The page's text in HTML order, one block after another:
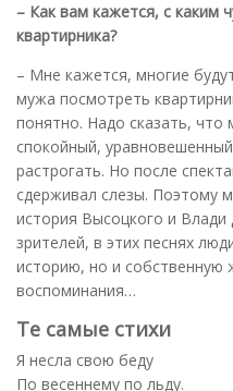
– Как вам кажется, с каким
квартирника?
– Мне кажется, многие
мужа посмотреть
понятно. Надо сказать,
спокойный,
растрогать. Но после
сдерживал слезы. Поэтому
история Высоцкого и Влади
зрителей, в этих песнях
историю, но и собственную
воспоминания…
Те самые стихи
Я несла свою беду
По весеннему по льду.